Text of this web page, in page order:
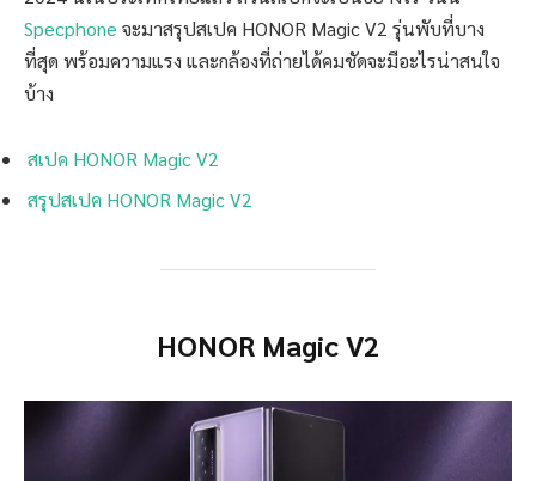
Specphone จะมาสรุปสเปค HONOR Magic V2 รุ่นพับที่บาง
ที่สุด พร้อมความแรง และกล้องที่ถ่ายได้คมชัดจะมีอะไรน่าสนใจ
บ้าง
สเปค HONOR Magic V2
สรุปสเปค HONOR Magic V2
HONOR Magic V2